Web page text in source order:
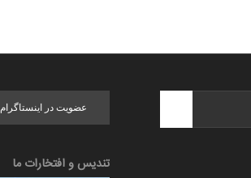
عضویت در
تندیس و افتخارات ما